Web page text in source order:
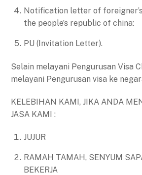
Notification letter of
the people’s republic of china:
PU (Invitation Letter).
Selain melayani Pengurusan Visa
melayani Pengurusan visa ke
KELEBIHAN KAMI, JIKA ANDA
JASA KAMI :
JUJUR
RAMAH TAMAH, SENYUM
BEKERJA